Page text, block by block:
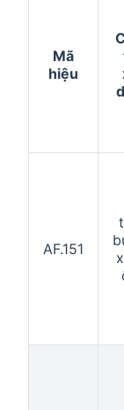
Mã
hiệu
AF.151